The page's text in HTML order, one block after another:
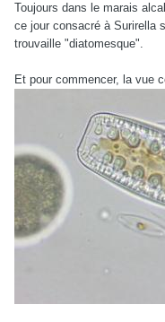
Toujours dans le marais
ce jour consacré à Surirella
trouvaille "diatomesque".
Et pour commencer, la vue